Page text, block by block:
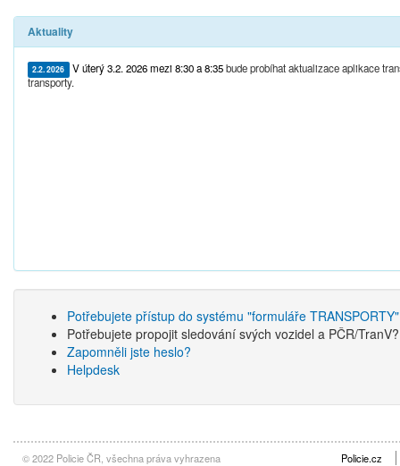
Aktuality
2.2. 2026 V úterý 3.2. 2026 mezi 8:30 a 8:35bude probíhat aktualizace aplikace
transporty.
Potřebujete přístup do systému "formuláře
Potřebujete propojit sledování svých vozidel a PČR/
Zapomněli jste heslo?
Helpdesk
© 2022 Policie ČR, všechna práva vyhrazena Policie.cz